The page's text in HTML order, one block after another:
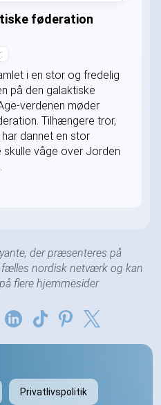
føderation
i en stor og fredelig
på den galaktiske
verdenen møder
Tilhængere tror,
dannet en stor
skulle våge over Jorden
der præsenteres på
fælles nordisk netværk og kan
flere hjemmesider
Privatlivspolitik